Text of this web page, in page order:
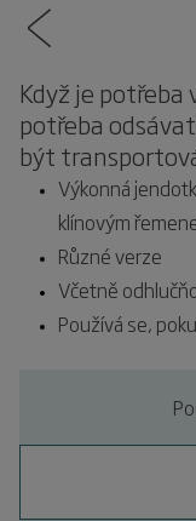
Když je potřeba
potřeba
být
Výkonná
klínovým
Různé verze
Včetně
Používá se,